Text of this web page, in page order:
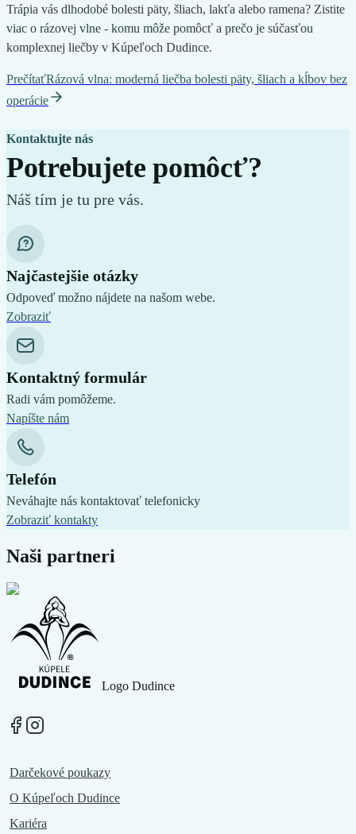
Trápia vás dlhodobé bolesti päty, šliach, lakťa alebo ramena? Zistite
viac o rázovej vlne - komu môže pomôcť a prečo je súčasťou
komplexnej liečby v Kúpeľoch Dudince.
PrečítaťRázová vlna: moderná liečba bolesti päty, šliach a kĺbov bez
operácie
Kontaktujte nás
Potrebujete pomôcť?
Náš tím je tu pre vás.
Najčastejšie otázky
Odpoveď možno nájdete na našom webe.
Zobraziť
Kontaktný formulár
Radi vám pomôžeme.
Napíšte nám
Telefón
Neváhajte nás kontaktovať telefonicky
Zobraziť kontakty
Naši partneri
Logo Dudince
Darčekové poukazy
O Kúpeľoch Dudince
Kariéra